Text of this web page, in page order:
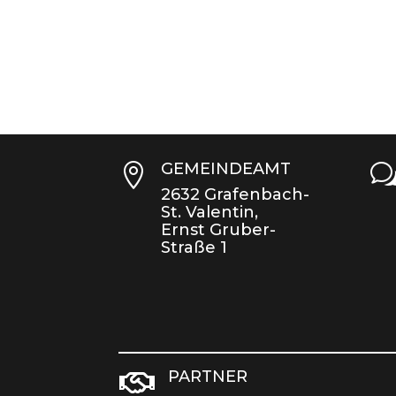

GEMEINDEAMT
2632 Grafenbach-
St. Valentin,
Ernst Gruber-
Straße 1
 PARTNER